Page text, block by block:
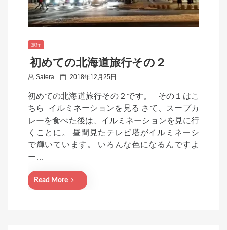
旅行
初めての北海道旅行その２
Satera
P
s
e
o
2018年12月25日
初めての北海道旅行その２です。 その１はこ
ちら イルミネーションを見る さて、スープカ
レーを食べた後は、イルミネーションを見に行
くことに。 昼間見たテレビ塔がイルミネーシ
で輝いています。 いろんな色になるんですよ
ー…
Read More